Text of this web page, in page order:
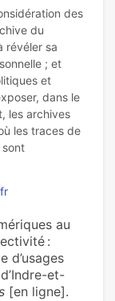
des
du
révéler sa
; et
et
dans le
les archives
les traces de
sont
au
:
d’usages
et-
[en ligne].